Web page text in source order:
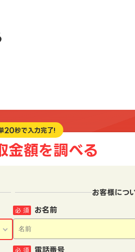
20秒で入力完了!
金額を調べる
お客様につ
お名前
必 須
電話番号
必 須